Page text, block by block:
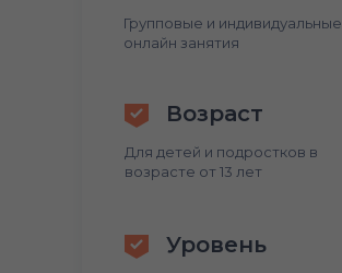
Групповые и индивидуальные
онлайн занятия
Возраст
Для детей и подростков в
возрасте от 13 лет
Уровень